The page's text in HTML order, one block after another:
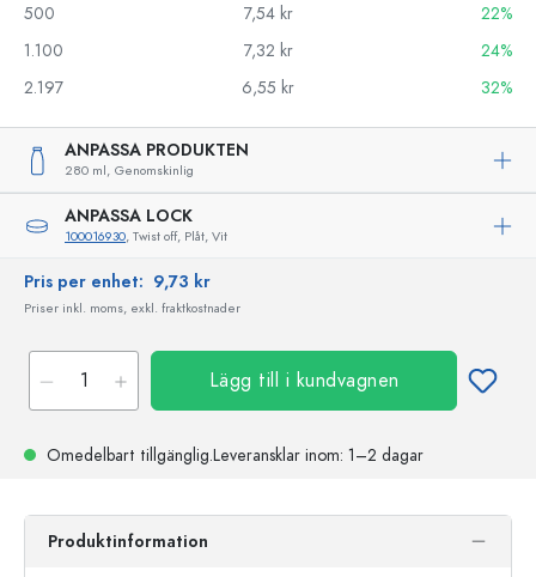
500
7,54 kr
22%
1.100
7,32 kr
24%
2.197
6,55 kr 32%
ANPASSA PRODUKTEN
280 ml, Genomskinlig
ANPASSA LOCK
100016930, Twist off, Plåt, Vit
Pris per enhet: 9,73 kr
Priser inkl. moms, exkl. fraktkostnader
Lägg till i kundvagnen
Omedelbart tillgänglig.Leveransklar inom: 1–2 dagar
Produktinformation